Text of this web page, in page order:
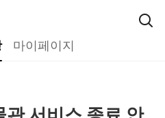
마이페이지